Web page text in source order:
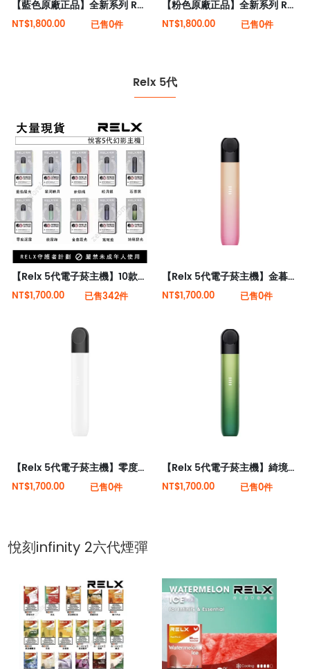
【藍色原廠正品】全新系列 Relx 6代電子菸宙斯 悅刻Infinity Pro 2六代煙機(可調大/小煙量) 支持Relx 4/5代煙彈通用 (下訂秒發貨)
NT$1,800.00 已售0件
【粉色原廠正品】全新系列 Relx 6代電子菸宙斯 悅刻Infinity Pro 2六代煙機(可調大/小煙量) 支持Relx 4/5代煙彈通用 (下訂秒發貨)
NT$1,800.00 已售0件
Relx 5代
【Relx 5代電子菸主機】10款顏色 大量現貨 悅刻5代幻影霧化器單桿 電量顯示
NT$1,700.00 已售342件
【Relx 5代電子菸主機】金暮霞光 大量現貨 悅刻5代幻影霧化器單桿 電量顯示
NT$1,700.00 已售0件
【Relx 5代電子菸主機】零度逐霜 大量現貨 悅刻5代幻影霧化器單桿 電量顯示
NT$1,700.00 已售0件
【Relx 5代電子菸主機】綺境碧光 大量現貨 悅刻5代幻影霧化器單桿 電量顯示
NT$1,700.00 已售0件
悅刻infinity 2六代煙彈